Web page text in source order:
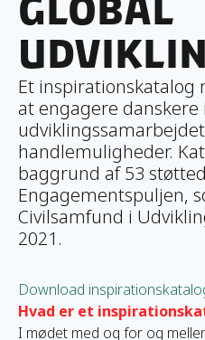
global
Et
at engagere danskere i
handlemuligheder.
baggrund af 53
Engagementspuljen,
Civilsamfund i
2021.
Download
Hvad er et
I mødet med og for og